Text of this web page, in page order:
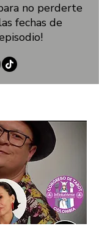
no perderte
fechas de